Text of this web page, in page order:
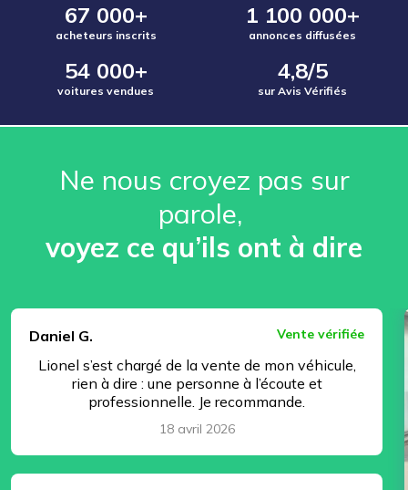
67 000+
acheteurs inscrits
1 100 000+
annonces diffusées
54 000+
voitures vendues
4,8/5
sur Avis Vérifiés
Ne nous croyez pas sur
parole, ️
voyez ce qu’ils ont à dire
Daniel G.
Vente vérifiée
Lionel s’est chargé de la vente de mon véhicule,
rien à dire : une personne à l’écoute et
professionnelle. Je recommande.
18 avril 2026